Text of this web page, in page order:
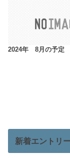
2024年 8月の予定
新着エントリー